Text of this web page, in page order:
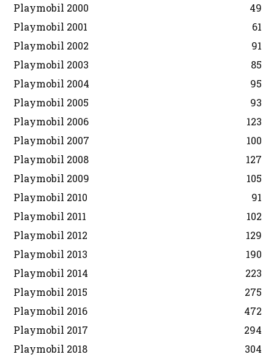
Playmobil 2000
49
Playmobil 2001
61
Playmobil 2002
91
Playmobil 2003
85
Playmobil 2004
95
Playmobil 2005
93
Playmobil 2006
123
Playmobil 2007
100
Playmobil 2008
127
Playmobil 2009
105
Playmobil 2010
91
Playmobil 2011
102
Playmobil 2012
129
Playmobil 2013
190
Playmobil 2014
223
Playmobil 2015
275
Playmobil 2016
472
Playmobil 2017
294
Playmobil 2018
304